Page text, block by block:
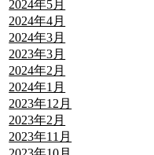
2024年5月
2024年4月
2024年3月
2023年3月
2024年2月
2024年1月
2023年12月
2023年2月
2023年11月